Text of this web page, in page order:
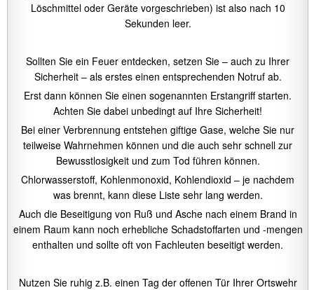
Löschmittel oder Geräte vorgeschrieben) ist also nach 10
Sekunden leer.
Sollten Sie ein Feuer entdecken, setzen Sie – auch zu Ihrer
Sicherheit – als erstes einen entsprechenden Notruf ab.
Erst dann können Sie einen sogenannten Erstangriff starten.
Achten Sie dabei unbedingt auf Ihre Sicherheit!
Bei einer Verbrennung entstehen giftige Gase, welche Sie nur
teilweise Wahrnehmen können und die auch sehr schnell zur
Bewusstlosigkeit und zum Tod führen können.
Chlorwasserstoff, Kohlenmonoxid, Kohlendioxid – je nachdem
was brennt, kann diese Liste sehr lang werden.
Auch die Beseitigung von Ruß und Asche nach einem Brand in
einem Raum kann noch erhebliche Schadstoffarten und -mengen
enthalten und sollte oft von Fachleuten beseitigt werden.
Nutzen Sie ruhig z.B. einen Tag der offenen Tür Ihrer Ortswehr